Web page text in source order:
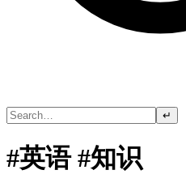
↵
#英语 #知识